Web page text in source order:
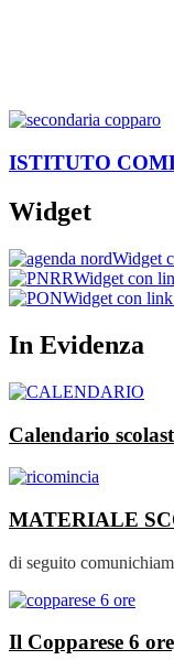
ISTITUTO
Widget
Widget
Widget con
Widget con link
In Evidenza
Calendario
MATERIALE
di seguito
Il Copparese 6